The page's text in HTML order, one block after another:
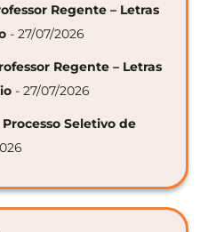
Regente – Letras
- 27/07/2026
Regente – Letras
- 27/07/2026
Processo Seletivo de